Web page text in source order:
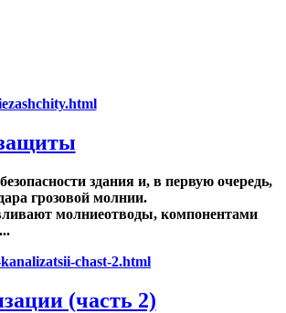
здания и, в первую очередь,
грозовой молнии.
молниеотводы, компонентами
(часть 2)